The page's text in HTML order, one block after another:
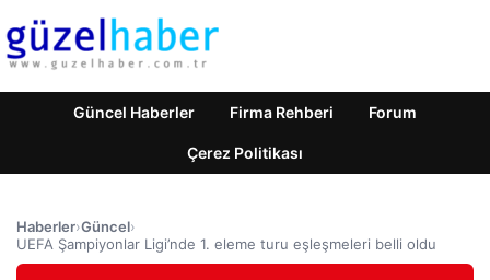
Güncel Haberler Firma Rehberi Forum
Çerez Politikası
Haberler›Güncel›
UEFA Şampiyonlar Ligi’nde 1. eleme turu eşleşmeleri belli oldu